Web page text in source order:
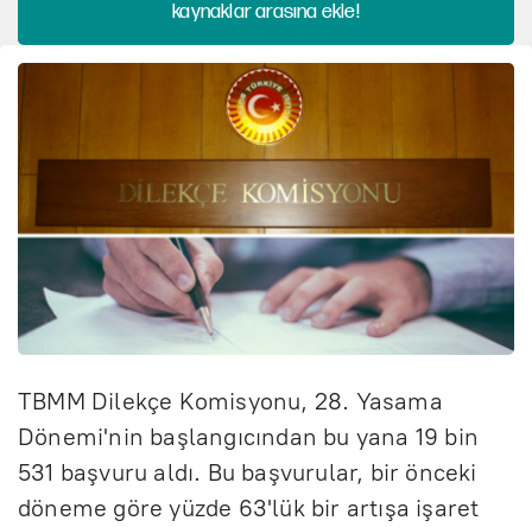
kaynaklar arasına ekle!
TBMM Dilekçe Komisyonu, 28. Yasama
Dönemi'nin başlangıcından bu yana 19 bin
531 başvuru aldı. Bu başvurular, bir önceki
döneme göre yüzde 63'lük bir artışa işaret